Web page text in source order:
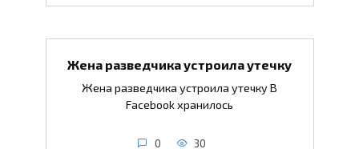
Жена разведчика устроила утечку
Жена разведчика устроила утечку В
Facebook хранилось
0 30